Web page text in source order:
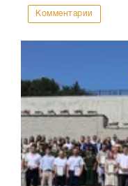
Комментарии